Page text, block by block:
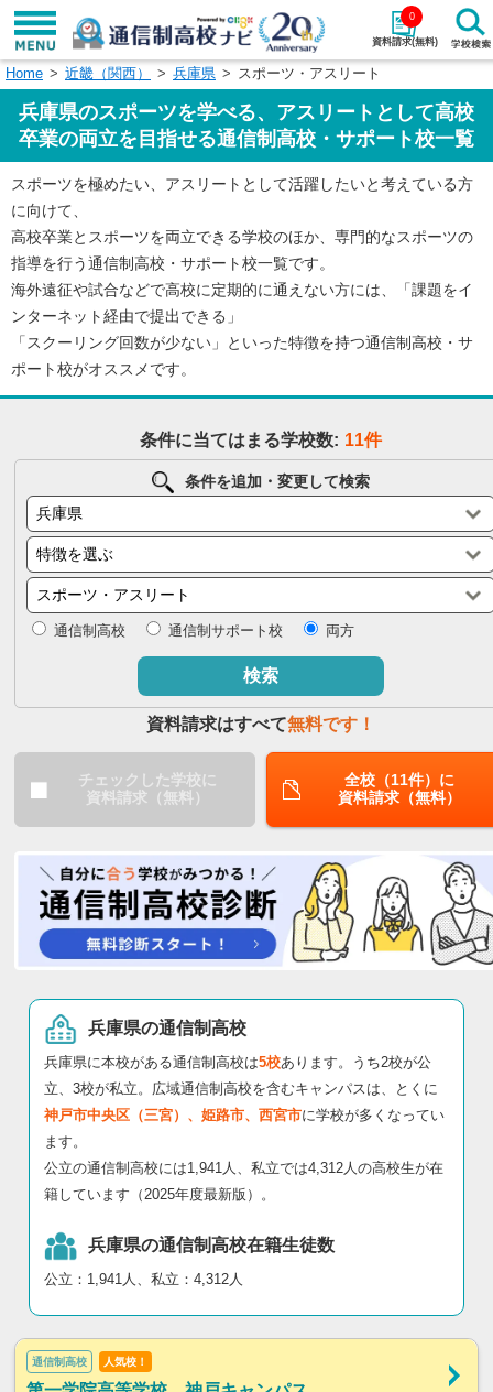
資料請求(無料)
0
学校名で探す
検索
エリアから探す 特徴から探す
エリアを選択して探す
関東 北海道・東北
東海 北陸・甲信越
近畿 中国
九州・沖縄
Home 近畿（関西） 兵庫県 スポーツ・アスリート
兵庫県のスポーツを学べる、アスリートとして高校
卒業の両立を目指せる通信制高校・サポート校一覧
スポーツを極めたい、アスリートとして活躍したいと考えている方
に向けて、
高校卒業とスポーツを両立できる学校のほか、専門的なスポーツの
指導を行う通信制高校・サポート校一覧です。
海外遠征や試合などで高校に定期的に通えない方には、「課題をイ
ンターネット経由で提出できる」
「スクーリング回数が少ない」といった特徴を持つ通信制高校・サ
ポート校がオススメです。
条件に当てはまる学校数: 11件
条件を追加・変更して検索
通信制高校 通信制サポート校 両方
検索
資料請求はすべて無料です！
チェックした学校に
資料請求（無料）
全校（11件）に
資料請求（無料）
兵庫県の通信制高校
兵庫県に本校がある通信制高校は5校あります。うち2校が公
立、3校が私立。広域通信制高校を含むキャンパスは、とくに
神戸市中央区（三宮）、姫路市、西宮市に学校が多くなってい
ます。
公立の通信制高校には1,941人、私立では4,312人の高校生が在
籍しています（2025年度最新版）。
兵庫県の通信制高校在籍生徒数
公立：1,941人、私立：4,312人
通信制高校 人気校！